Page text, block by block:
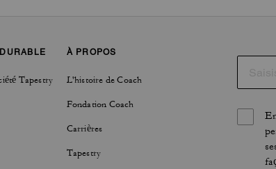
Tapestry
À PROPOS
L'histoire de Coach
Fondation Coach
Carrières
Tapestry